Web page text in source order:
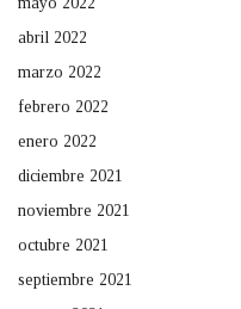
abril 2022
marzo 2022
febrero 2022
enero 2022
diciembre 2021
noviembre 2021
octubre 2021
septiembre 2021